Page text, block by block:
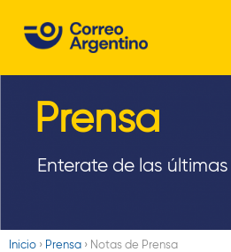
A
Prensa
Enterate de las
Inicio › Prensa › Notas de Prensa